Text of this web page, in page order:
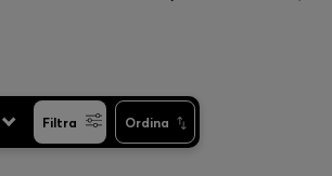
Filtra Ordina